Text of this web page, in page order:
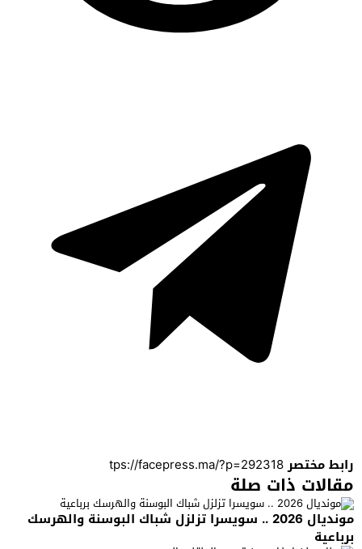
رابط مختصر
مقالات ذات صلة
مونديال 2026 .. سويسرا تزلزل شباك البوسنة والهرسك
برباعية